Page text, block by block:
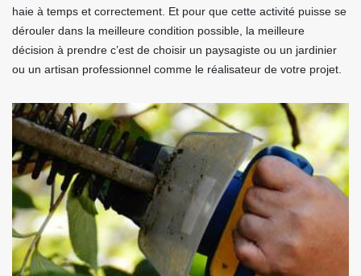
haie à temps et correctement. Et pour que cette activité puisse se
dérouler dans la meilleure condition possible, la meilleure
décision à prendre c’est de choisir un paysagiste ou un jardinier
ou un artisan professionnel comme le réalisateur de votre projet.